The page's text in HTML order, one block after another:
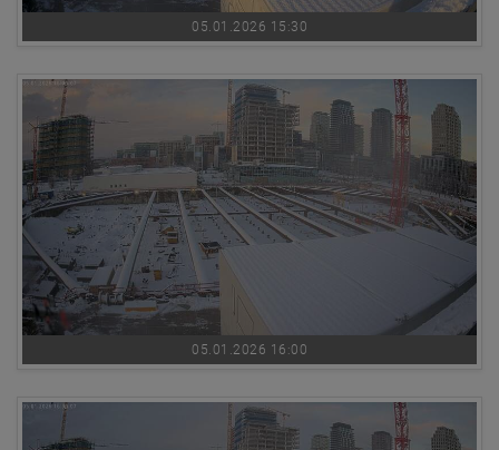
05.01.2026 15:30
05.01.2026 16:00